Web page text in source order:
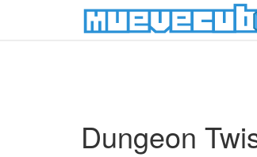
Dungeon